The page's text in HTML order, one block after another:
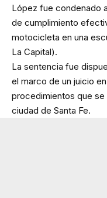
López fue condenado
de cumplimiento
motocicleta en una
La Capital).
La sentencia fue
el marco de un juicio
procedimientos que se
ciudad de Santa Fe.